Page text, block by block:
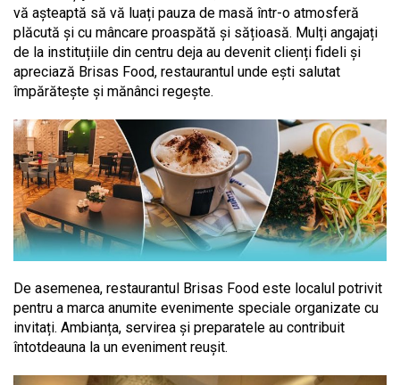
vă așteaptă să vă luați pauza de masă într-o atmosferă
plăcută și cu mâncare proaspătă și sățioasă. Mulți angajați
de la instituțiile din centru deja au devenit clienți fideli și
apreciază Brisas Food, restaurantul unde ești salutat
împărătește și mănânci regește.
De asemenea, restaurantul Brisas Food este localul potrivit
pentru a marca anumite evenimente speciale organizate cu
invitați. Ambianța, servirea și preparatele au contribuit
întotdeauna la un eveniment reușit.